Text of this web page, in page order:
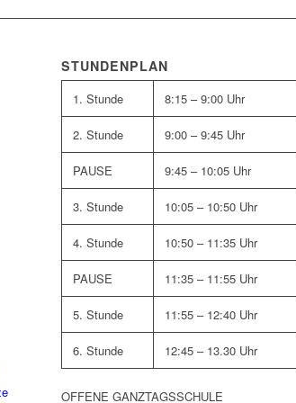
STUNDENPLAN
1. Stunde 8:15 – 9:00 Uhr
2. Stunde 9:00 – 9:45 Uhr
PAUSE 9:45 – 10:05 Uhr
3. Stunde 10:05 – 10:50 Uhr
4. Stunde 10:50 – 11:35 Uhr
PAUSE 11:35 – 11:55 Uhr
5. Stunde 11:55 – 12:40 Uhr
6. Stunde 12:45 – 13.30 Uhr
OFFENE GANZTAGSSCHULE